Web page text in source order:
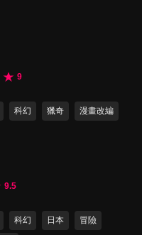
9
科幻 獵奇 漫畫改編
9.5
科幻 日本 冒險